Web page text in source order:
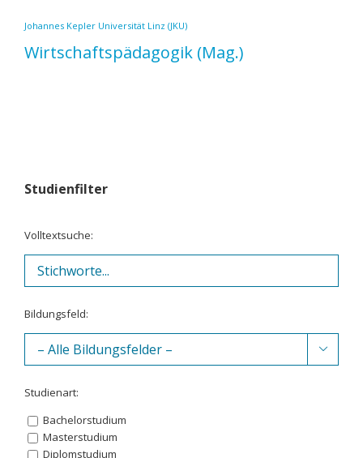
Johannes Kepler Universität Linz (JKU)
Wirtschaftspädagogik (Mag.)
Studienfilter
Volltextsuche:
Bildungsfeld:

Studienart:
Bachelorstudium
Masterstudium
Diplomstudium